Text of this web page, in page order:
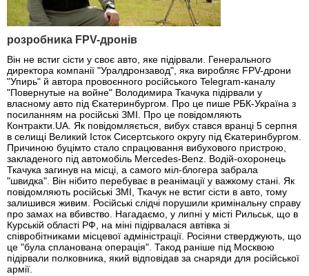
розробника FPV-дронів
Він не встиг сісти у своє авто, яке підірвали. Генерального
директора компанії "Уралдронзавод", яка виробляє FPV-дрони
"Упирь" й автора провоєнного російського Telegram-каналу
"Повернутые на войне" Володимира Ткачука підірвали у
власному авто під Єкатеринбургом. Про це пише РБК-Україна з
посиланням на російські ЗМІ. Про це повідомляють
Контракти.UA. Як повідомляється, вибух стався вранці 5 серпня
в селищі Великий Істок Сисертського округу під Єкатеринбургом.
Причиною буцімто стало спрацювання вибухового пристрою,
закладеного під автомобіль Mercedes-Benz. Водій-охоронець
Ткачука загинув на місці, а самого міл-блогера забрала
"швидка". Він нібито перебуває в реанімації у важкому стані. Як
повідомляють російські ЗМІ, Ткачук не встиг сісти в авто, тому
залишився живим. Російські слідчі порушили кримінальну справу
про замах на вбивство. Нагадаємо, у липні у місті Рильськ, що в
Курській області РФ, на міні підірвалася автівка зі
співробітниками місцевої адміністрації. Росіяни стверджують, що
це "була спланована операція". Такод раніше під Москвою
підірвали полковника, який відповідав за снаряди для російської
армії.